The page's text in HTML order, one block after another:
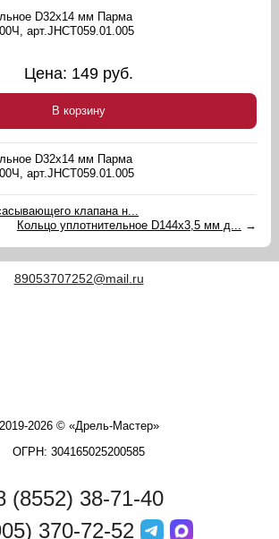
D32х14 мм Парма
арт.JHCT059.01.005
Цена: 149 руб.
В корзину
D32х14 мм Парма
арт.JHCT059.01.005
клапана н...
Кольцо уплотнительное D144х3,5 мм д... →
89053707252@mail.ru
2019-2026 © «Дрель-Мастер»
ОГРН: 304165025200585
(8552) 38-71-40
370-72-52